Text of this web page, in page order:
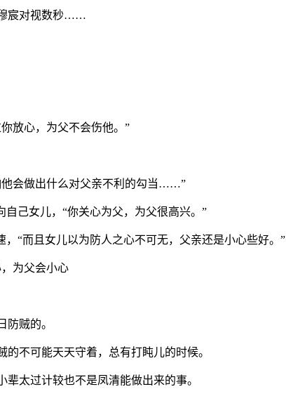
穆宸对视数秒……
放心，为父不会伤他。”
他会做出什么对父亲不利的勾当……”
己女儿，“你关心为父，为父很高兴。”
“而且女儿以为防人之心不可无，父亲还是小心些好。”
为父会小心
贼的。
不可能天天守着，总有打盹儿的时候。
太过计较也不是凤清能做出来的事。